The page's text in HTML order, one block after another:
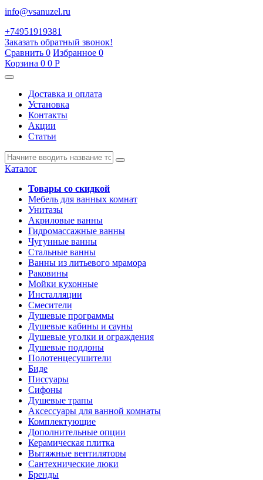
info@vsanuzel.ru
+74951919381
Заказать обратный звонок!
Сравнить 0 Избранное 0
Корзина 0 0 Р
Доставка и оплата
Установка
Контакты
Акции
Статьи
Каталог
Товары со скидкой
Мебель для ванных комнат
Унитазы
Акриловые ванны
Гидромассажные ванны
Чугунные ванны
Стальные ванны
Ванны из литьевого мрамора
Раковины
Мойки кухонные
Инсталляции
Смесители
Душевые программы
Душевые кабины и сауны
Душевые уголки и ограждения
Душевые поддоны
Полотенцесушители
Биде
Писсуары
Сифоны
Душевые трапы
Аксессуары для ванной комнаты
Комплектующие
Дополнительные опции
Керамическая плитка
Вытяжные вентиляторы
Сантехнические люки
Бренды